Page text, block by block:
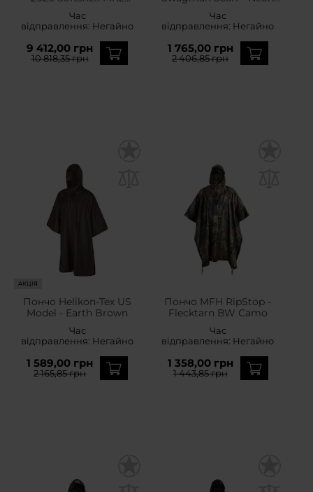
Camo
Час
відправлення: Негайно
9 412,00 грн
10 818,35 грн
Час
відправлення: Негайно
1 765,00 грн
2 406,85 грн
АКЦІЯ
Пончо Helikon-Tex US
Model - Earth Brown
Час
відправлення: Негайно
1 589,00 грн
2 165,85 грн
Пончо MFH RipStop -
Flecktarn BW Camo
Час
відправлення: Негайно
1 358,00 грн
1 443,85 грн